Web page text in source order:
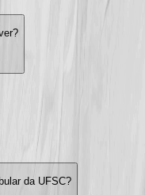
da UFSC?